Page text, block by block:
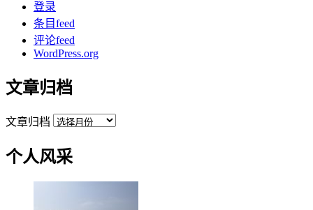
登录
条目feed
评论feed
WordPress.org
文章归档
文章归档
个人风采